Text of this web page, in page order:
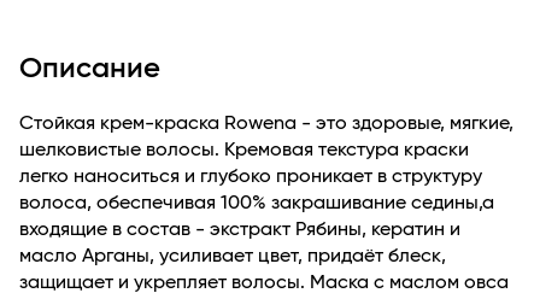
Описание
Стойкая крем-краска Rowena - это здоровые, мягкие,
шелковистые волосы. Кремовая текстура краски
легко наноситься и глубоко проникает в структуру
волоса, обеспечивая 100% закрашивание седины,а
входящие в состав - экстракт Рябины, кератин и
масло Арганы, усиливает цвет, придаёт блеск,
защищает и укрепляет волосы. Маска с маслом овса